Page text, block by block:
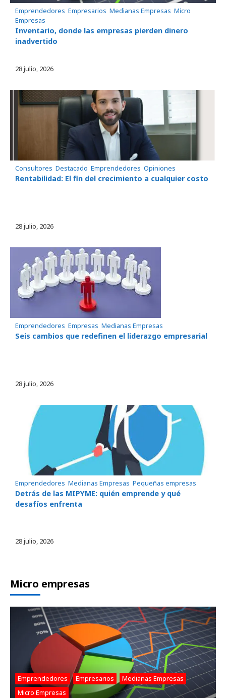
Emprendedores Empresarios Medianas Empresas Micro
Empresas
Inventario, donde las empresas pierden dinero
inadvertido
28 julio, 2026
Consultores Destacado Emprendedores Opiniones
Rentabilidad: El fin del crecimiento a cualquier costo
28 julio, 2026
Emprendedores Empresas Medianas Empresas
Seis cambios que redefinen el liderazgo empresarial
28 julio, 2026
Emprendedores Medianas Empresas Pequeñas empresas
Detrás de las MIPYME: quién emprende y qué
desafíos enfrenta
28 julio, 2026
Micro empresas
Emprendedores , Empresarios Medianas Empresas ,
Micro Empresas